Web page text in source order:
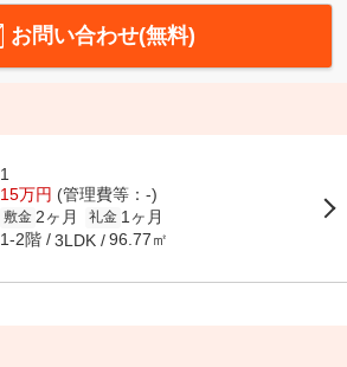
お問い合わせ(無料)
1
15万円 (管理費等：-)
敷金 2ヶ月 礼金 1ヶ月
1-2階 3LDK 96.77㎡